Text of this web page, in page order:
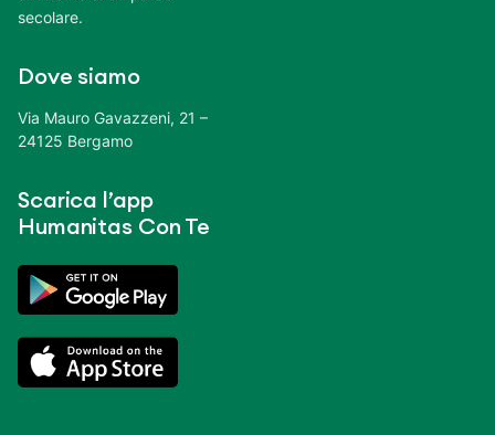
secolare.
Dove siamo
Via Mauro Gavazzeni, 21 –
24125 Bergamo
Scarica l’app
Humanitas Con Te